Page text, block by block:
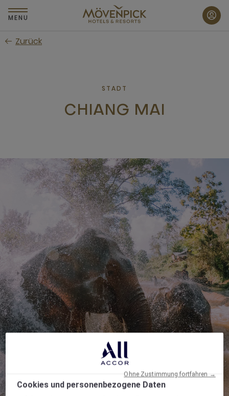
Zum
Hauptinhalt
MENU
Zurück
STADT
CHIANG MAI
Cookies und personenbezogene Daten
Ohne Zustimmung fortfahren →